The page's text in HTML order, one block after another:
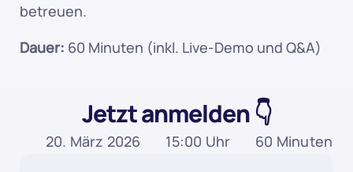
betreuen.
Dauer: 60 Minuten (inkl. Live-Demo und Q&A)
Jetzt anmelden 👇
20. März 2026 15:00 Uhr 60 Minuten